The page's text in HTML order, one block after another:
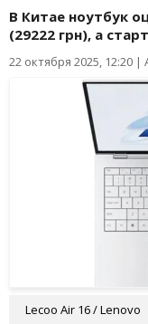
В Китае ноутбук
(29222 грн), а
22 октября 2025, 12:20 |
Lecoo Air 16 / Lenovo